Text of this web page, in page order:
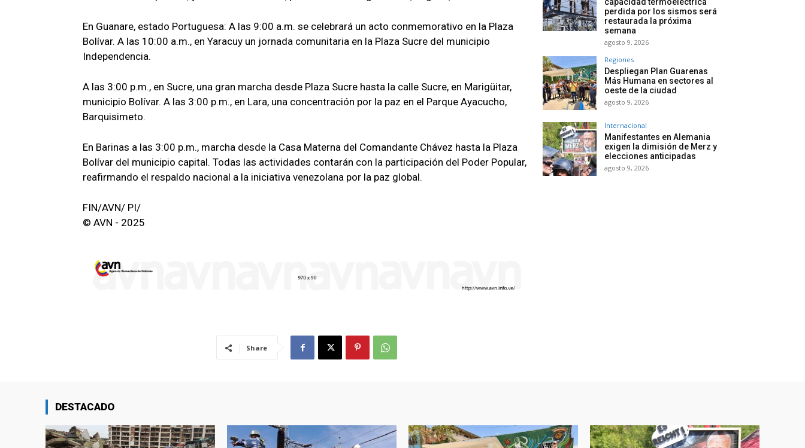
En Guanare, estado Portuguesa: A las 9:00 a.m. se celebrará un acto conmemorativo en la Plaza
Bolívar. A las 10:00 a.m., en Yaracuy un jornada comunitaria en la Plaza Sucre del municipio
Independencia.
A las 3:00 p.m., en Sucre, una gran marcha desde Plaza Sucre hasta la calle Sucre, en Marigüitar,
municipio Bolívar. A las 3:00 p.m., en Lara, una concentración por la paz en el Parque Ayacucho,
Barquisimeto.
En Barinas a las 3:00 p.m., marcha desde la Casa Materna del Comandante Chávez hasta la Plaza
Bolívar del municipio capital. Todas las actividades contarán con la participación del Poder Popular,
reafirmando el respaldo nacional a la iniciativa venezolana por la paz global.
FIN/AVN/ PI/
© AVN - 2025
Share
perdida por los sismos será
restaurada la próxima
semana
agosto 9, 2026
Regiones
Despliegan Plan Guarenas
Más Humana en sectores al
oeste de la ciudad
agosto 9, 2026
Internacional
Manifestantes en Alemania
exigen la dimisión de Merz y
elecciones anticipadas
agosto 9, 2026
DESTACADO